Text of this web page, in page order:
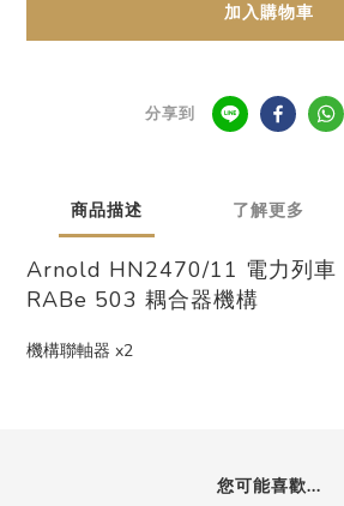
加入購物車
分享到
商品描述 了解更多
Arnold HN2470/11 電力列車
RABe 503 耦合器機構
機構聯軸器 x2
您可能喜歡...